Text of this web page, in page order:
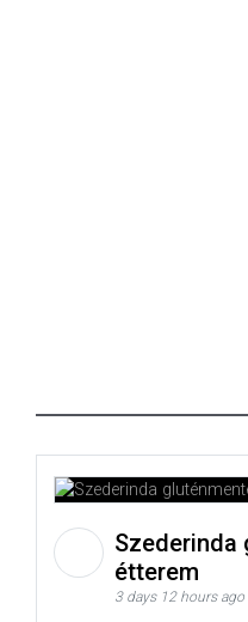
Szederinda
étterem
3 days 12 hours ago